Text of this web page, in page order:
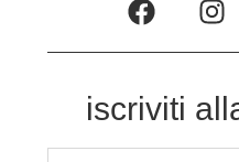
iscriviti